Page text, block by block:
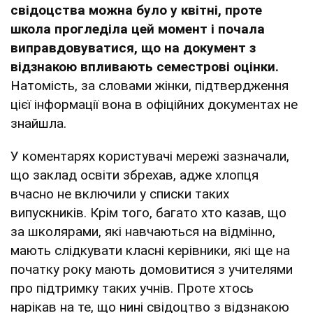
свідоцства можна було у квітні, проте
школа прогледіла цей момент і почала
виправдовуватися, що на документ з
відзнакою впливають семестрові оцінки.
Натомість, за словами жінки, підтвердження
цієї інформації вона в офіційних документах не
знайшла.
У коментарях користувачі мережі зазначали,
що заклад освіти збрехав, адже хлопця
вчасно не включили у списки таких
випускників. Крім того, багато хто казав, що
за школярами, які навчаються на відмінно,
мають слідкувати класні керівники, які ще на
початку року мають домовитися з учителями
про підтримку таких учнів. Проте хтось
нарікав на те, що нині свідоцтво з відзнакою